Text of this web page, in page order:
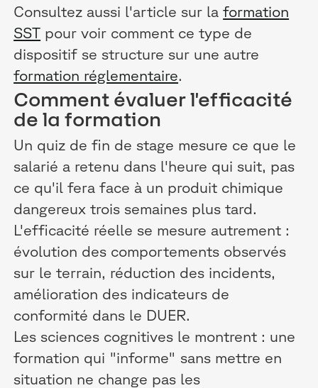
Consultez aussi l'article sur laformation
SST pour voir comment ce type de
dispositif se structure sur une autre
formation réglementaire.
Comment évaluer l'efficacité
de la formation
Un quiz de fin de stage mesure ce que le
salarié a retenu dans l'heure qui suit, pas
ce qu'il fera face à un produit chimique
dangereux trois semaines plus tard.
L'efficacité réelle se mesure autrement :
évolution des comportements observés
sur le terrain, réduction des incidents,
amélioration des indicateurs de
conformité dans le DUER.
Les sciences cognitives le montrent : une
formation qui "informe" sans mettre en
situation ne change pas les